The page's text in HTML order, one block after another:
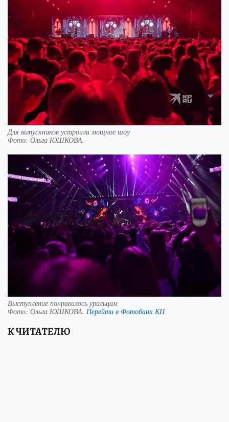
Для выпускников устроили мощное шоу
Фото: Ольга ЮШКОВА.
Выступление понравилось уральцам
Фото: Ольга ЮШКОВА. Перейти в Фотобанк КП
К ЧИТАТЕЛЮ